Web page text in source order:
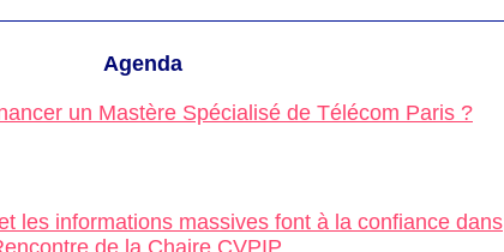
Agenda
un Mastère Spécialisé de Télécom Paris ?
les informations massives font à la confiance dans
de la Chaire CVPIP